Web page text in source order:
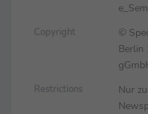
Copyright
©
Berlin
Restrictions
Nur